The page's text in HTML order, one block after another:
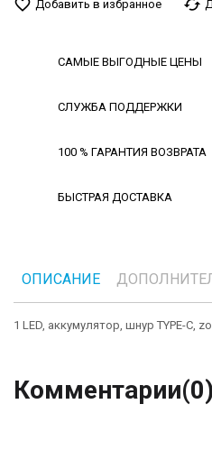
favorite_border Добавить в избранное cached
САМЫЕ ВЫГОДНЫЕ ЦЕНЫ
СЛУЖБА ПОДДЕРЖКИ
100 % ГАРАНТИЯ ВОЗВРАТА
БЫСТРАЯ ДОСТАВКА
ОПИСАНИЕ
1 LED, аккумулятор, шнур TYPE-C,
Комментарии(0)